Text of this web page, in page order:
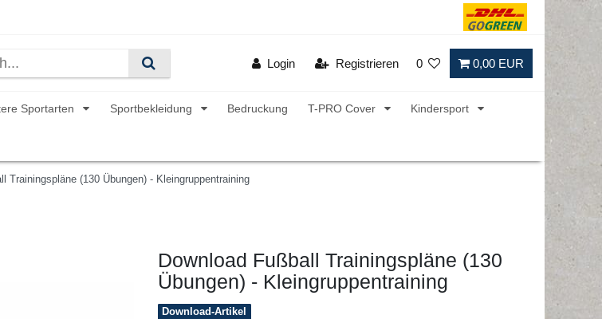
Login Registrieren 0 0,00 EUR
Sportarten Sportbekleidung Bedruckung T-PRO Cover Kindersport
Trainingspläne (130 Übungen) - Kleingruppentraining
Download Fußball Trainingspläne (130
Übungen) - Kleingruppentraining
Download-Artikel